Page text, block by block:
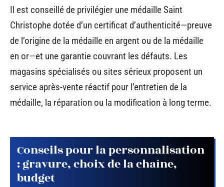
Il est conseillé de privilégier une médaille Saint
Christophe dotée d’un certificat d’authenticité—preuve
de l’origine de la médaille en argent ou de la médaille
en or—et une garantie couvrant les défauts. Les
magasins spécialisés ou sites sérieux proposent un
service après-vente réactif pour l’entretien de la
médaille, la réparation ou la modification à long terme.
Conseils pour la personnalisation
: gravure, choix de la chaîne,
budget